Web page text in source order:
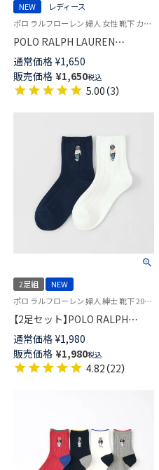
NEW
レディース
ポロ ラルフローレン 婦人 女性 靴下 カジュアル 26SS
POLO RALPH LAUREN
VARSITY POLO クルー丈 ソック
ス 03207253
通常価格 ¥1,650
販売価格 ¥1,650税込
5.00（3）
2足組
NEW
ポロ ラルフローレン 婦人 紳士 靴下 2025FW
【2足セット】POLO RALPH
LAUREN スタジオバイザシーベ
ア ポロベア オーガニックコッ
トン混 ショート丈 ソックス メ
ンズ レディース 92009650
通常価格 ¥1,980
販売価格 ¥1,980税込
4.82（22）